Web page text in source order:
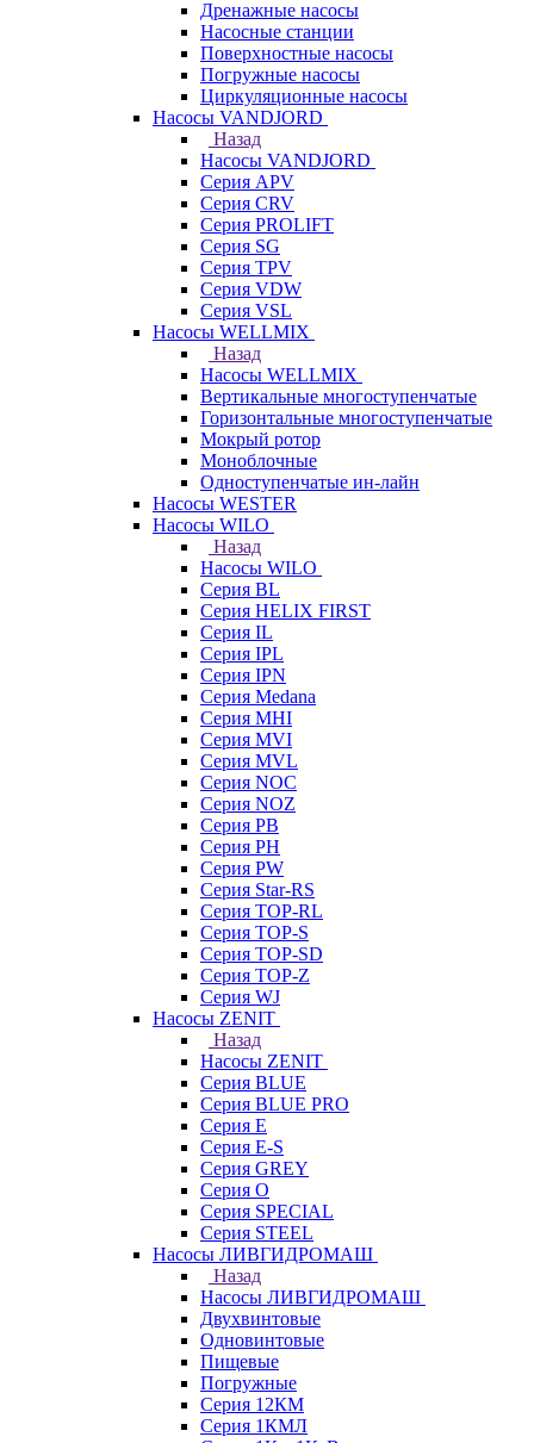
Дренажные насосы
Насосные станции
Поверхностные насосы
Погружные насосы
Циркуляционные насосы
Насосы VANDJORD
Назад
Насосы VANDJORD
Серия APV
Серия CRV
Серия PROLIFT
Серия SG
Серия TPV
Серия VDW
Серия VSL
Насосы WELLMIX
Назад
Насосы WELLMIX
Вертикальные многоступенчатые
Горизонтальные многоступенчатые
Мокрый ротор
Моноблочные
Одноступенчатые ин-лайн
Насосы WESTER
Насосы WILO
Назад
Насосы WILO
Серия BL
Серия HELIX FIRST
Серия IL
Серия IPL
Серия IPN
Серия Medana
Серия MHI
Серия MVI
Серия MVL
Серия NOC
Серия NOZ
Серия PB
Серия PH
Серия PW
Серия Star-RS
Серия TOP-RL
Серия TOP-S
Серия TOP-SD
Серия TOP-Z
Серия WJ
Насосы ZENIT
Назад
Насосы ZENIT
Серия BLUE
Серия BLUE PRO
Серия E
Серия E-S
Серия GREY
Серия O
Серия SPECIAL
Серия STEEL
Насосы ЛИВГИДРОМАШ
Назад
Насосы ЛИВГИДРОМАШ
Двухвинтовые
Одновинтовые
Пищевые
Погружные
Серия 12КМ
Серия 1КМЛ